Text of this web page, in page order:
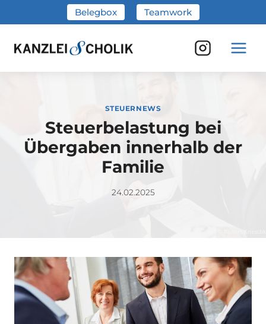
Inhalt
springen
Belegbox Teamwork
STEUERNEWS
Steuerbelastung bei
Übergaben innerhalb der
Familie
24.02.2025